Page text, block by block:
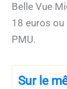
Belle Vue
18 euros
PMU.
Sur le